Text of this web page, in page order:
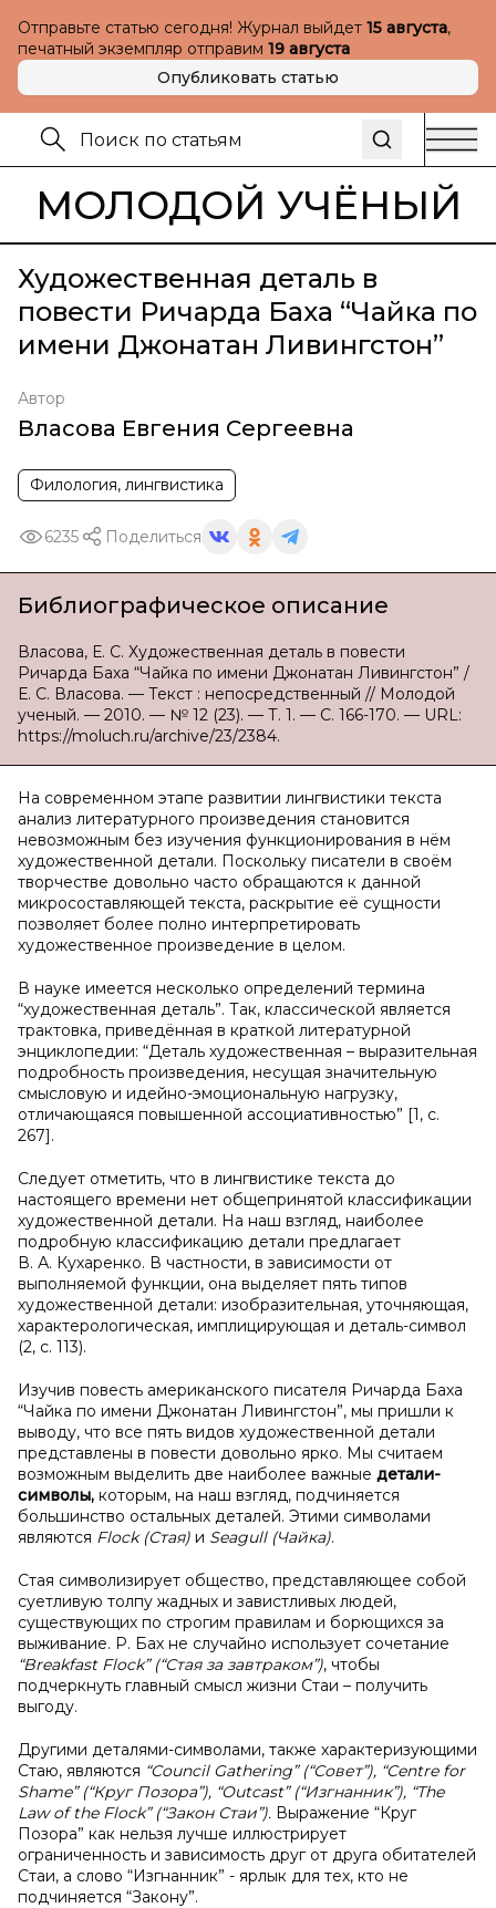
Отправьте статью сегодня! Журнал выйдет 15 августа,
печатный экземпляр отправим 19 августа
Опубликовать статью
МОЛОДОЙ УЧЁНЫЙ
Художественная деталь в
повести Ричарда Баха “Чайка по
имени Джонатан Ливингстон”
Автор
Власова Евгения Сергеевна
Филология, лингвистика
6235 Поделиться
Библиографическое описание
Власова, Е. С. Художественная деталь в повести
Ричарда Баха “Чайка по имени Джонатан Ливингстон” /
Е. С. Власова. — Текст : непосредственный // Молодой
ученый. — 2010. — № 12 (23). — Т. 1. — С. 166-170. — URL:
https://moluch.ru/archive/23/2384.
На современном этапе развитии лингвистики текста
анализ литературного произведения становится
невозможным без изучения функционирования в нём
художественной детали. Поскольку писатели в своём
творчестве довольно часто обращаются к данной
микросоставляющей текста, раскрытие её сущности
позволяет более полно интерпретировать
художественное произведение в целом.
В науке имеется несколько определений термина
“художественная деталь”. Так, классической является
трактовка, приведённая в краткой литературной
энциклопедии: “Деталь художественная – выразительная
подробность произведения, несущая значительную
смысловую и идейно-эмоциональную нагрузку,
отличающаяся повышенной ассоциативностью” [1, с.
267].
Следует отметить, что в лингвистике текста до
настоящего времени нет общепринятой классификации
художественной детали. На наш взгляд, наиболее
подробную классификацию детали предлагает
В. А. Кухаренко. В частности, в зависимости от
выполняемой функции, она выделяет пять типов
художественной детали: изобразительная, уточняющая,
характерологическая, имплицирующая и деталь-символ
(2, с. 113).
Изучив повесть американского писателя Ричарда Баха
“Чайка по имени Джонатан Ливингстон”, мы пришли к
выводу, что все пять видов художественной детали
представлены в повести довольно ярко. Мы считаем
возможным выделить две наиболее важные детали-
символы, которым, на наш взгляд, подчиняется
большинство остальных деталей. Этими символами
являются Flock (Стая) и Seagull (Чайка).
Стая символизирует общество, представляющее собой
суетливую толпу жадных и завистливых людей,
существующих по строгим правилам и борющихся за
выживание. Р. Бах не случайно использует сочетание
“Breakfast Flock” (“Стая за завтраком”), чтобы
подчеркнуть главный смысл жизни Стаи – получить
выгоду.
Другими деталями-символами, также характеризующими
Стаю, являются “Council Gathering” (“Совет”), “Centre for
Shame” (“Круг Позора”), “Outcast” (“Изгнанник”), “The
Law of the Flock” (“Закон Стаи”). Выражение “Круг
Позора” как нельзя лучше иллюстрирует
ограниченность и зависимость друг от друга обитателей
Стаи, а слово “Изгнанник” - ярлык для тех, кто не
подчиняется “Закону”.